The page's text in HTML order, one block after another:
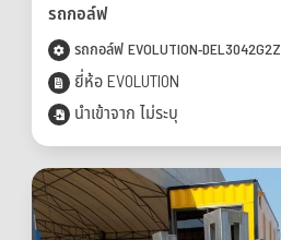
รถกอล์ฟ
รถกอล์ฟ EVOLUTION-DEL3042G2Z
ยี่ห้อ EVOLUTION
นำเข้าจาก ไม่ระบุ